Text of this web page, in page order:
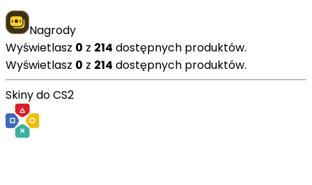
Nagrody
Wyświetlasz 0 z 214 dostępnych produktów.
Wyświetlasz 0 z 214 dostępnych produktów.
Skiny do CS2